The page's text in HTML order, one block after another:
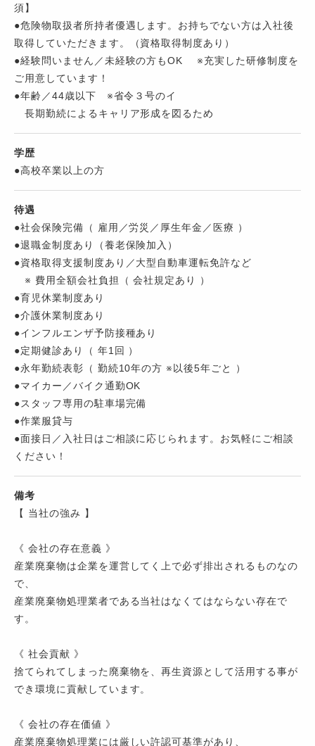
須】
●危険物取扱者所持者優遇します。お持ちでない方は入社後
取得していただきます。（資格取得制度あり）
●経験問いません／未経験の方もOK ※充実した研修制度を
ご用意しています！
●年齢／44歳以下 ※省令３号のイ
長期勤続によるキャリア形成を図るため
学歴
●高校卒業以上の方
待遇
●社会保険完備（ 雇用／労災／厚生年金／医療 ）
●退職金制度あり（養老保険加入）
●資格取得支援制度あり／大型自動車運転免許など
※ 費用全額会社負担（ 会社規定あり ）
●育児休業制度あり
●介護休業制度あり
●インフルエンザ予防接種あり
●定期健診あり（ 年1回 ）
●永年勤続表彰（ 勤続10年の方 ※以後5年ごと ）
●マイカー／バイク通勤OK
●スタッフ専用の駐車場完備
●作業服貸与
●面接日／入社日はご相談に応じられます。お気軽にご相談
ください！
備考
【 当社の強み 】
《 会社の存在意義 》
産業廃棄物は企業を運営してく上で必ず排出されるものなの
で、
産業廃棄物処理業者である当社はなくてはならない存在で
す。
《 社会貢献 》
捨てられてしまった廃棄物を、再生資源として活用する事が
でき環境に貢献しています。
《 会社の存在価値 》
産業廃棄物処理業には厳しい許認可基準があり、